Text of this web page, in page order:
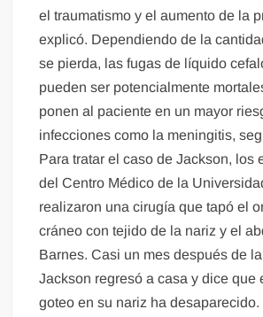
el traumatismo y el aumento de la
explicó. Dependiendo de la
se pierda, las fugas de líquido
pueden ser potencialmente
ponen al paciente en un mayor
infecciones como la meningitis,
Para tratar el caso de Jackson, los
del Centro Médico de la
realizaron una cirugía que tapó el
cráneo con tejido de la nariz y el
Barnes. Casi un mes después de
Jackson regresó a casa y dice que
goteo en su nariz ha desaparecido.